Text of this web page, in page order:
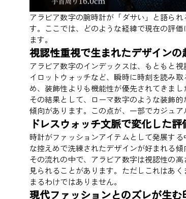
アラビア数字の腕時計が「ダサい」と語ら
す。ここでは、どのような経緯で現在の評
ます。
視認性重視で生まれたデザインの
アラビア数字のインデックスは、もともと
イロットウォッチなど、瞬時に時刻を読み
め、装飾性よりも機能性が優先されてきまし
その結果として、ローマ数字のような装飾
傾向があります。この点が、一部でカジュ
ドレスウォッチ文脈で変化した評
時計がファッションアイテムとして発展す
な控えめで洗練されたデザインが好まれる傾
その流れの中で、アラビア数字は視認性の
見られることがあります。ただしこれはあ
まるわけではありません。
現代ファッションとのズレが生む